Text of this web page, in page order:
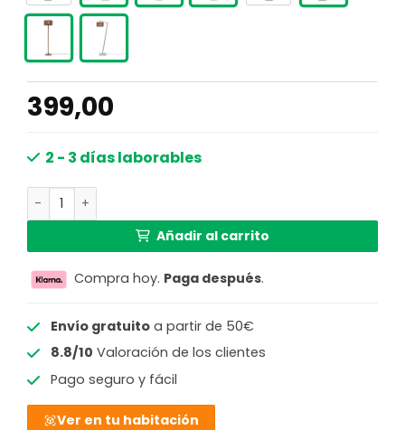
399,00
2 - 3 días laborables
Lámpara de pie bohemia natural de bambú_ratán
Añadir al carrito
Compra hoy. Paga después.
Envío gratuitoa partir de 50€
8.8/10 Valoración de los clientes
Pago seguro y fácil
Ver en tu habitación